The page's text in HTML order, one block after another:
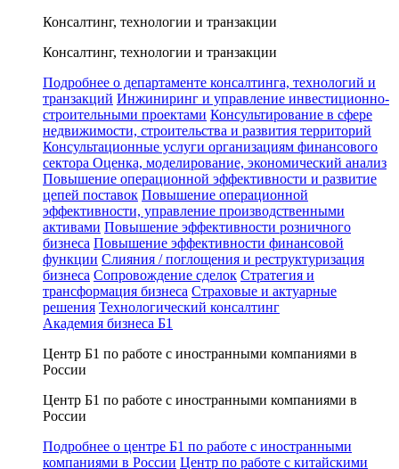
Консалтинг, технологии и транзакции
Консалтинг, технологии и транзакции
Подробнее о департаменте консалтинга, технологий и
транзакций Инжиниринг и управление инвестиционно-
строительными проектами Консультирование в сфере
недвижимости, строительства и развития территорий
Консультационные услуги организациям финансового
сектора Оценка, моделирование, экономический анализ
Повышение операционной эффективности и развитие
цепей поставок Повышение операционной
эффективности, управление производственными
активами Повышение эффективности розничного
бизнеса Повышение эффективности финансовой
функции Слияния / поглощения и реструктуризация
бизнеса Сопровождение сделок Стратегия и
трансформация бизнеса Страховые и актуарные
решения Технологический консалтинг
Академия бизнеса Б1
Центр Б1 по работе с иностранными компаниями в
России
Центр Б1 по работе с иностранными компаниями в
России
Подробнее о центре Б1 по работе с иностранными
компаниями в России Центр по работе с китайскими